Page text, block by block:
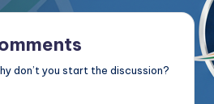
don’t you start the discussion?